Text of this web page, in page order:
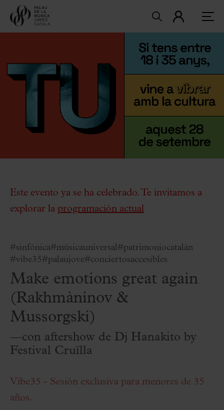
Este evento ya se ha celebrado. Te invitamos a
explorar la programación actual
#sinfónica#músicauniversal#patrimoniocatalán
#vibe35#palaujove#conciertosaccesibles
Make emotions great again
(Rakhmàninov &
Mussorgski)
—con aftershow de Dj Hanakito by
Festival Cruïlla
Vibe35 - Sesión exclusiva para menores de 35
años.